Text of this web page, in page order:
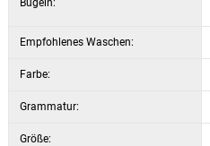
Empfohlenes Waschen:
Farbe:
Grammatur:
Größe: